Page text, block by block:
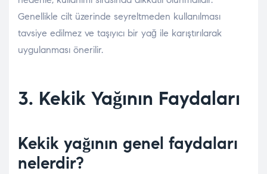
Genellikle cilt üzerinde seyreltmeden kullanılması
tavsiye edilmez ve taşıyıcı bir yağ ile karıştırılarak
uygulanması önerilir.
3. Kekik Yağının Faydaları
Kekik yağının genel faydaları
nelerdir?